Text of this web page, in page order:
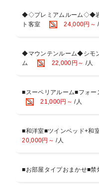
までお持ちいたします。
■日本一の旨み、いわて牛■
一口噛めばとろける食感、口
石窯で最大限まで引き立てた
い）
ジューシーで食べ応え抜群！
遠赤外線が余分な脂を落とし
◆◇プレミアムルーム◇◆岩
ト客室
24,000円～
◆マウンテンルーム◆シモ
ム
22,000円～ /人
■スーペリアルーム■フォ
21,000円～ /人
■和洋室■ツインベッド+和
20,000円～ /人
■お部屋タイプおまかせ■